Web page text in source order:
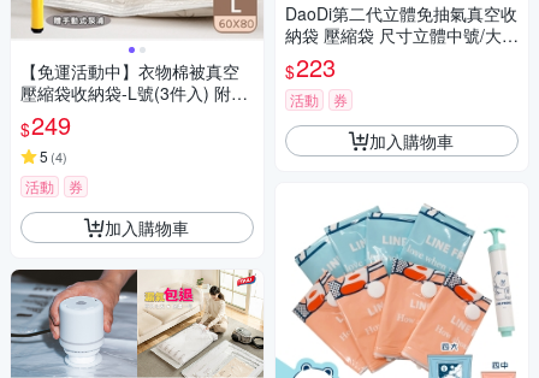
【免運活動中】衣物棉被真空
壓縮袋收納袋-L號(3件入) 附手
動式泵浦
$249
5 (4)
活動 券
加入購物車
DaoDi第二代立體免抽氣真空收
納袋 壓縮袋 尺寸立體中號/大號
任選
$223
活動 券
加入購物車